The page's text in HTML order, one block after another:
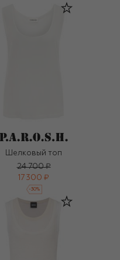
Шелковый топ
24 700 ₽
17 300 ₽
-30%